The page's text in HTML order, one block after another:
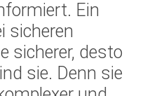
Ein
sicheren
sicherer, desto
sie. Denn sie